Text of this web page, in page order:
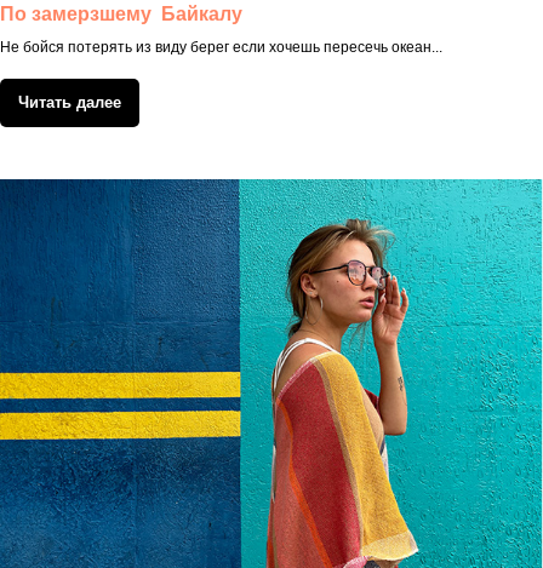
По замерзшему Байкалу
Не бойся потерять из виду берег если хочешь пересечь океан...
Читать далее